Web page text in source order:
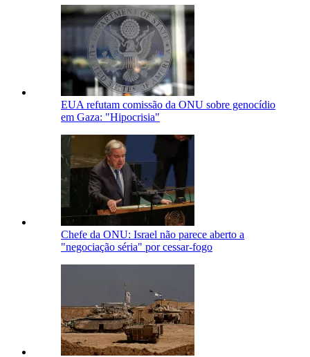
EUA refutam comissão da ONU sobre genocídio
em Gaza: "Hipocrisia"
Chefe da ONU: Israel não parece aberto a
"negociação séria" por cessar-fogo